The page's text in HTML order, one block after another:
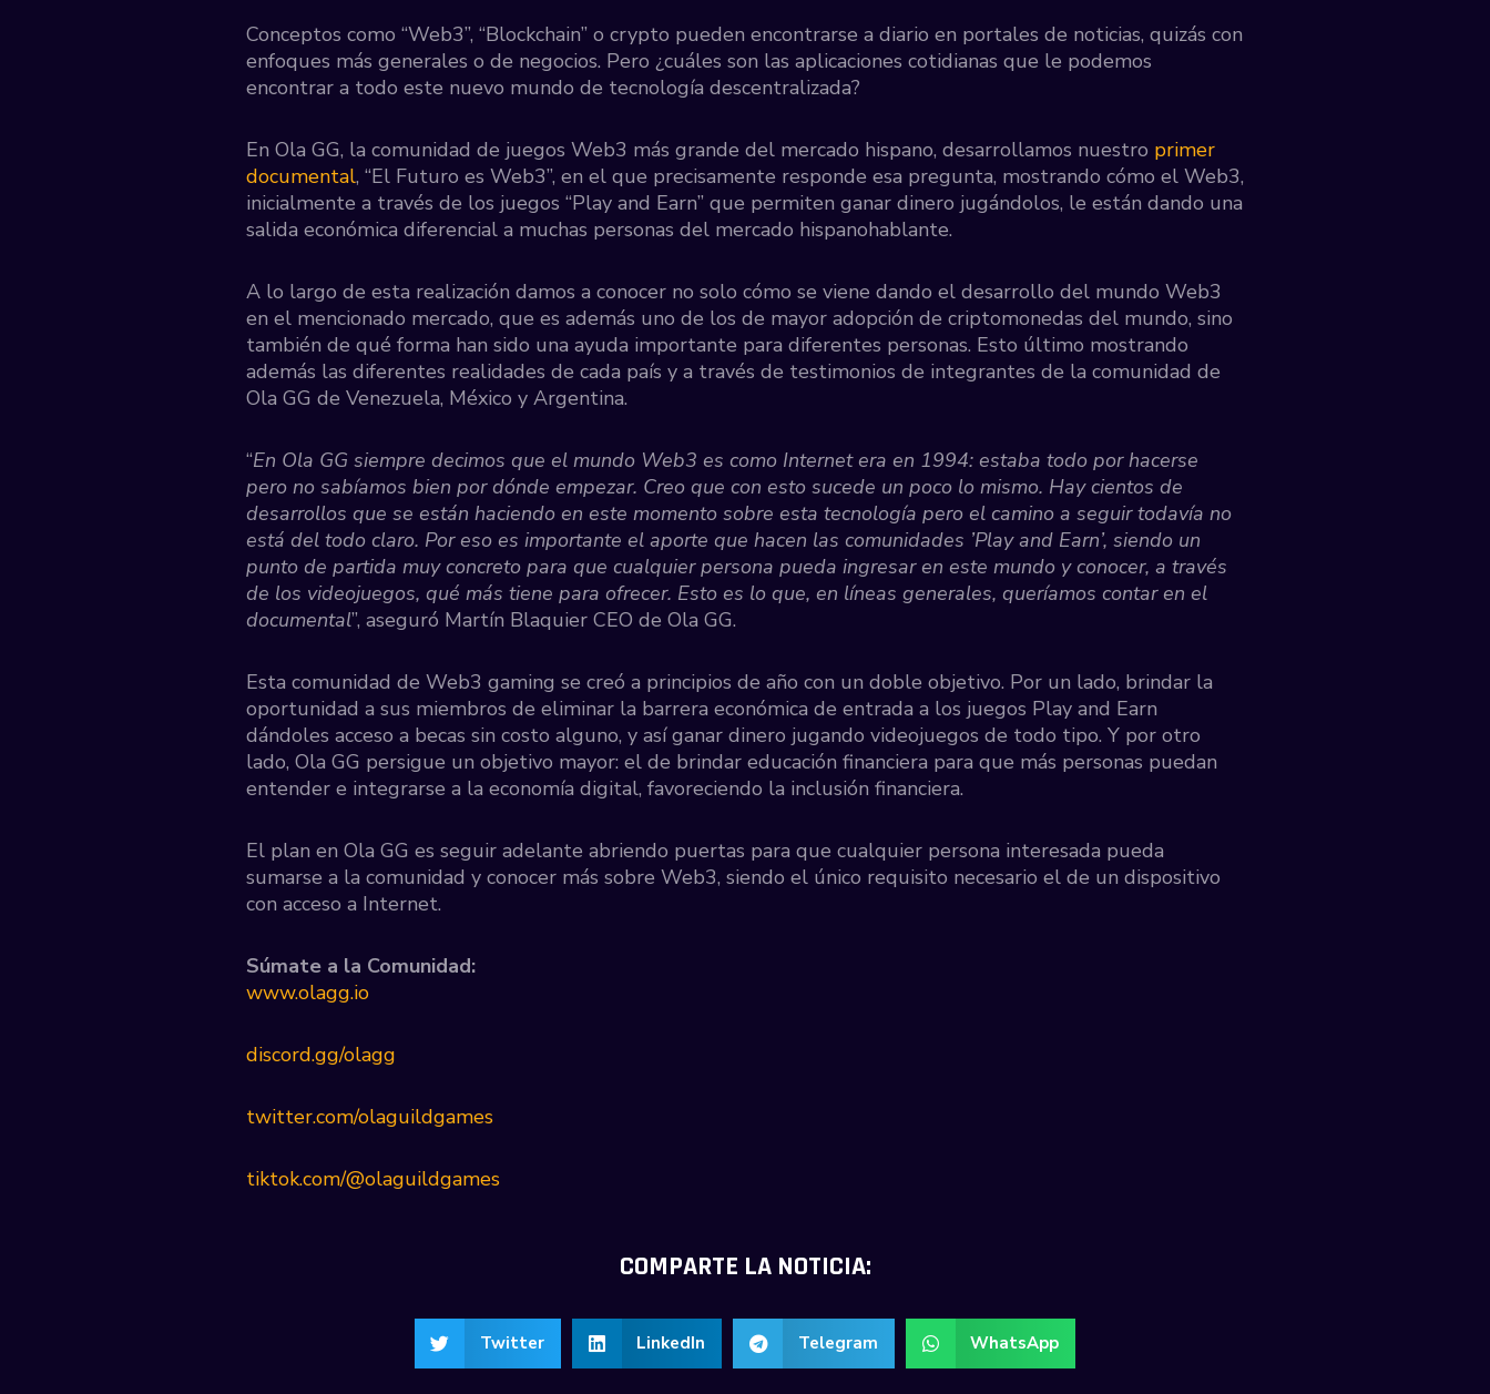
Conceptos como “Web3”, “Blockchain” o crypto pueden encontrarse a diario en portales de noticias, quizás con
enfoques más generales o de negocios. Pero ¿cuáles son las aplicaciones cotidianas que le podemos
encontrar a todo este nuevo mundo de tecnología descentralizada?
En Ola GG, la comunidad de juegos Web3 más grande del mercado hispano, desarrollamos nuestro primer
documental, “El Futuro es Web3”, en el que precisamente responde esa pregunta, mostrando cómo el Web3,
inicialmente a través de los juegos “Play and Earn” que permiten ganar dinero jugándolos, le están dando una
salida económica diferencial a muchas personas del mercado hispanohablante.
A lo largo de esta realización damos a conocer no solo cómo se viene dando el desarrollo del mundo Web3
en el mencionado mercado, que es además uno de los de mayor adopción de criptomonedas del mundo, sino
también de qué forma han sido una ayuda importante para diferentes personas. Esto último mostrando
además las diferentes realidades de cada país y a través de testimonios de integrantes de la comunidad de
Ola GG de Venezuela, México y Argentina.
“En Ola GG siempre decimos que el mundo Web3 es como Internet era en 1994: estaba todo por hacerse
pero no sabíamos bien por dónde empezar. Creo que con esto sucede un poco lo mismo. Hay cientos de
desarrollos que se están haciendo en este momento sobre esta tecnología pero el camino a seguir todavía no
está del todo claro. Por eso es importante el aporte que hacen las comunidades ’Play and Earn’, siendo un
punto de partida muy concreto para que cualquier persona pueda ingresar en este mundo y conocer, a través
de los videojuegos, qué más tiene para ofrecer. Esto es lo que, en líneas generales, queríamos contar en el
documental”, aseguró Martín Blaquier CEO de Ola GG.
Esta comunidad de Web3 gaming se creó a principios de año con un doble objetivo. Por un lado, brindar la
oportunidad a sus miembros de eliminar la barrera económica de entrada a los juegos Play and Earn
dándoles acceso a becas sin costo alguno, y así ganar dinero jugando videojuegos de todo tipo. Y por otro
lado, Ola GG persigue un objetivo mayor: el de brindar educación financiera para que más personas puedan
entender e integrarse a la economía digital, favoreciendo la inclusión financiera.
El plan en Ola GG es seguir adelante abriendo puertas para que cualquier persona interesada pueda
sumarse a la comunidad y conocer más sobre Web3, siendo el único requisito necesario el de un dispositivo
con acceso a Internet.
Súmate a la Comunidad:
www.olagg.io
discord.gg/olagg
twitter.com/olaguildgames
tiktok.com/@olaguildgames
COMPARTE LA NOTICIA:
Twitter LinkedIn Telegram WhatsApp